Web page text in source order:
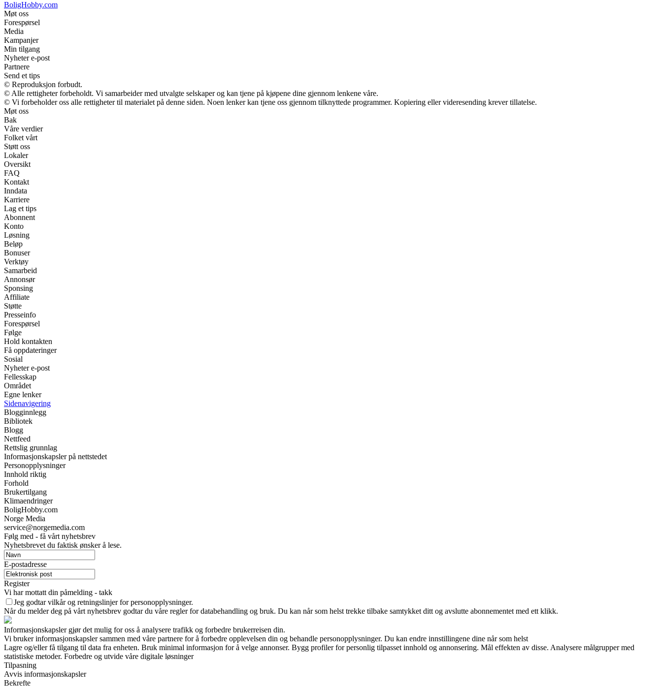
BoligHobby.com
Møt oss
Forespørsel
Media
Kampanjer
Min tilgang
Nyheter e-post
Partnere
Send et tips
© Reproduksjon forbudt.
© Alle rettigheter forbeholdt. Vi samarbeider med utvalgte selskaper og kan tjene på kjøpene dine gjennom lenkene våre.
© Vi forbeholder oss alle rettigheter til materialet på denne siden. Noen lenker kan tjene oss gjennom tilknyttede programmer. Kopiering eller videresending krever tillatelse.
Møt oss
Bak
Våre verdier
Folket vårt
Støtt oss
Lokaler
Oversikt
FAQ
Kontakt
Inndata
Karriere
Lag et tips
Abonnent
Konto
Løsning
Beløp
Bonuser
Verktøy
Samarbeid
Annonsør
Sponsing
Affiliate
Støtte
Presseinfo
Forespørsel
Følge
Hold kontakten
Få oppdateringer
Sosial
Nyheter e-post
Fellesskap
Området
Egne lenker
Sidenavigering
Blogginnlegg
Bibliotek
Blogg
Nettfeed
Rettslig grunnlag
Informasjonskapsler på nettstedet
Personopplysninger
Innhold riktig
Forhold
Brukertilgang
Klimaendringer
BoligHobby.com
Norge Media
service@norgemedia.com
Følg med - få vårt nyhetsbrev
Nyhetsbrevet du faktisk ønsker å lese.
E-postadresse
Register
Vi har mottatt din påmelding - takk
Jeg godtar vilkår og retningslinjer for personopplysninger.
Når du melder deg på vårt nyhetsbrev godtar du våre regler for databehandling og bruk. Du kan når som helst trekke tilbake samtykket ditt og avslutte abonnementet med ett klikk.
Informasjonskapsler gjør det mulig for oss å analysere trafikk og forbedre brukerreisen din.
Vi bruker informasjonskapsler sammen med våre partnere for å forbedre opplevelsen din og behandle personopplysninger. Du kan endre innstillingene dine når som helst
Lagre og/eller få tilgang til data fra enheten. Bruk minimal informasjon for å velge annonser. Bygg profiler for personlig tilpasset innhold og annonsering. Mål effekten av disse. Analysere målgrupper med
statistiske metoder. Forbedre og utvide våre digitale løsninger
Tilpasning
Avvis informasjonskapsler
Bekrefte